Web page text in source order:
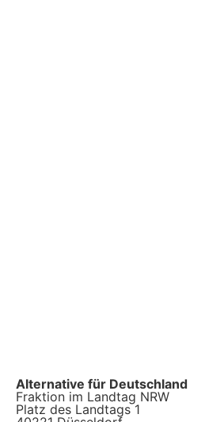
Alternative für Deutschland
Fraktion im Landtag NRW
Platz des Landtags 1